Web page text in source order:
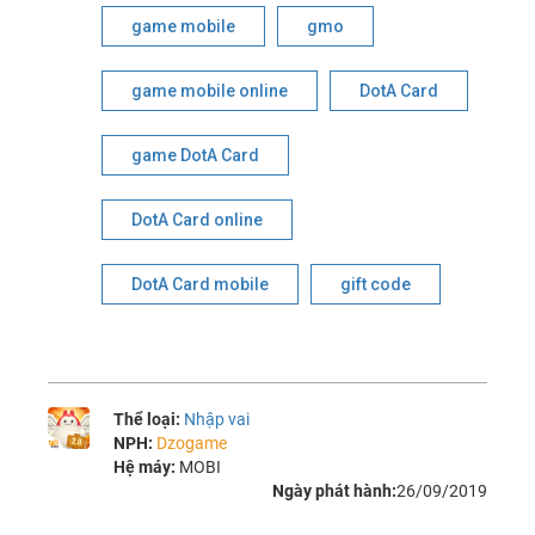
game mobile gmo
game mobile online DotA Card
game DotA Card
DotA Card online
DotA Card mobile gift code
Thể loại: Nhập vai
NPH: Dzogame
Hệ máy: MOBI
Ngày phát hành:26/09/2019